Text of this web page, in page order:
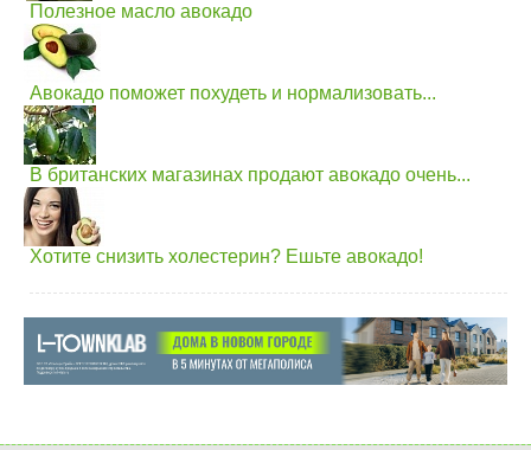
Полезное масло авокадо
Авокадо поможет похудеть и нормализовать...
В британских магазинах продают авокадо очень...
Хотите снизить холестерин? Ешьте авокадо!